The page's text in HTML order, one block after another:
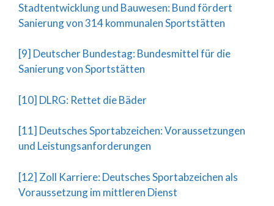
Stadtentwicklung und Bauwesen: Bund fördert
Sanierung von 314 kommunalen Sportstätten
[9] Deutscher Bundestag: Bundesmittel für die
Sanierung von Sportstätten
[10] DLRG: Rettet die Bäder
[11] Deutsches Sportabzeichen: Voraussetzungen
und Leistungsanforderungen
[12] Zoll Karriere: Deutsches Sportabzeichen als
Voraussetzung im mittleren Dienst